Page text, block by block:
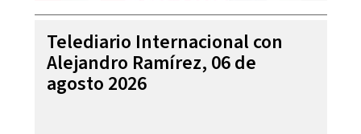
Telediario Internacional con
Alejandro Ramírez, 06 de
agosto 2026